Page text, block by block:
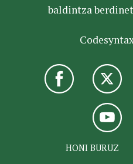
baldintza
HONI BURUZ